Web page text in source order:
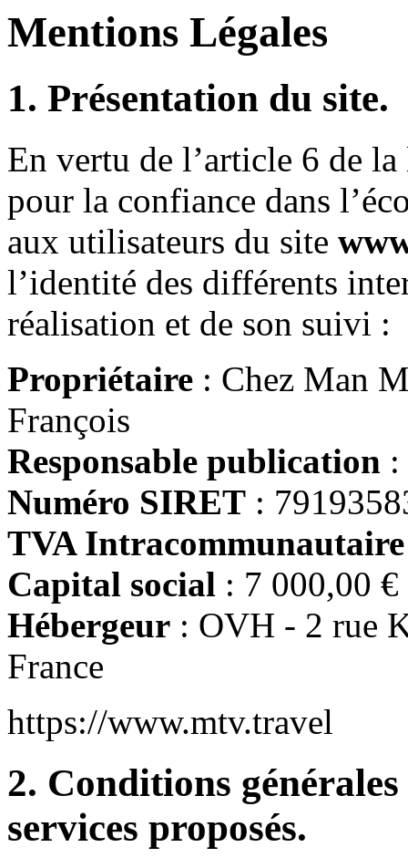
Mentions Légales
1. Présentation du site.
En vertu de l’article 6 de
pour la confiance dans
aux utilisateurs du site
l’identité des différents
réalisation et de son suivi :
Propriétaire : Chez Man
François
Responsable publication
Numéro SIRET :
TVA Intracommunautaire
Capital social : 7 000,00 €
Hébergeur : OVH - 2 rue
France
https://www.mtv.travel
2. Conditions
services proposés.